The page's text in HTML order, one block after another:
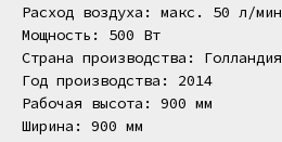
Расход воздуха: макс. 50 л/мин
Мощность: 500 Вт
Страна производства: Голландия
Год производства: 2014
Рабочая высота: 900 мм
Ширина: 900 мм